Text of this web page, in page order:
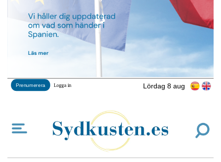
Lördag 8 aug
Prenumerera Logga in